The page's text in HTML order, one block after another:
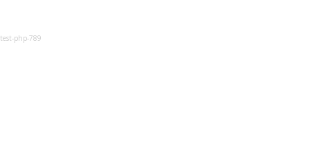
test-php-789